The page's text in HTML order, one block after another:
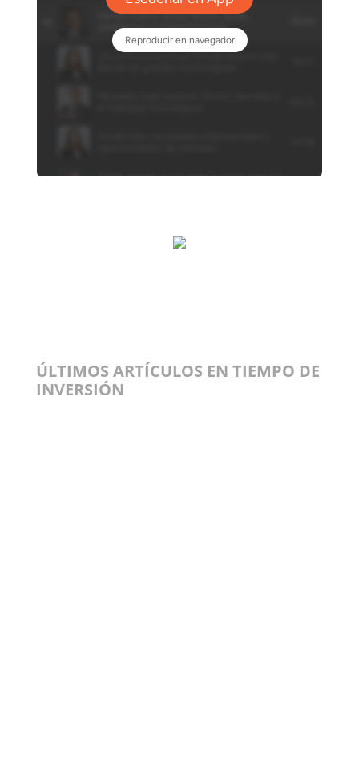
ÚLTIMOS ARTÍCULOS EN TIEMPO DE
INVERSIÓN